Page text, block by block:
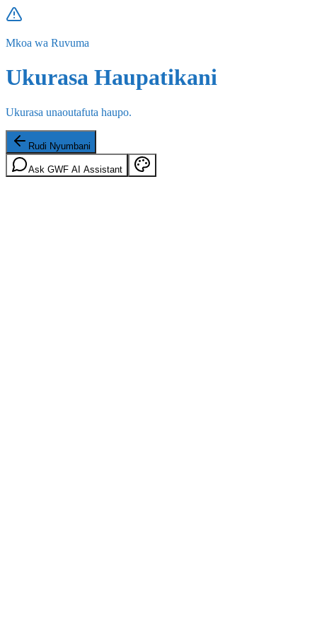
Mkoa wa Ruvuma
Ukurasa Haupatikani
Ukurasa unaoutafuta haupo.
Rudi Nyumbani
Ask GWF AI Assistant